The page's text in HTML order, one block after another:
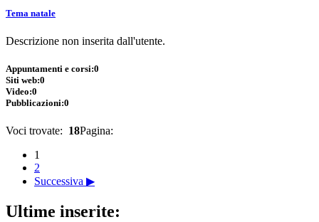
Tema natale
Descrizione non inserita dall'utente.
Appuntamenti e corsi:0
Siti web:0
Video:0
Pubblicazioni:0
Voci trovate: 18Pagina:
1
2
Successiva ▶
Ultime inserite: